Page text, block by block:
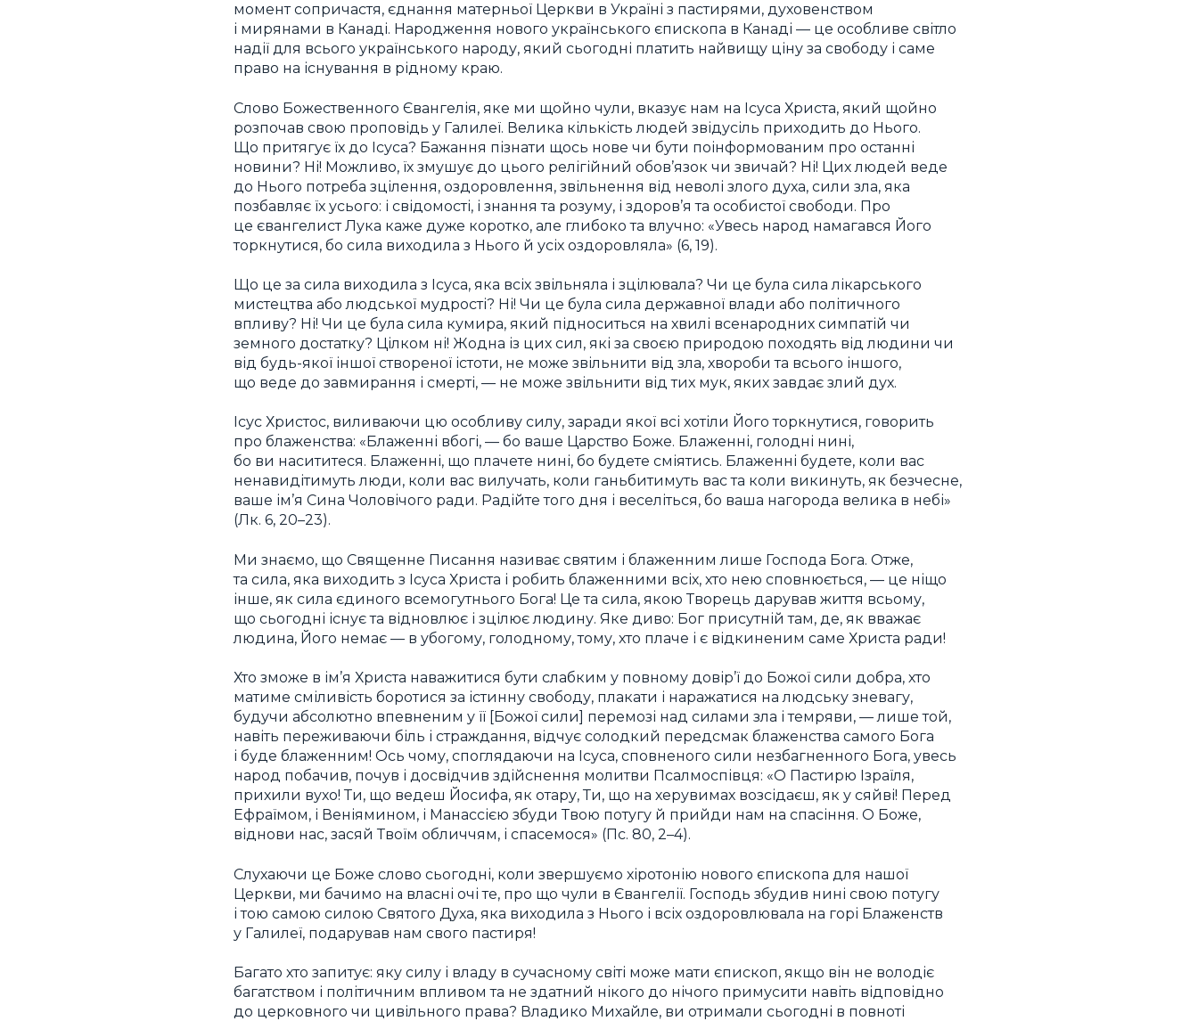
момент сопричастя, єднання матерньої Церкви в Україні з пастирями, духовенством
і мирянами в Канаді. Народження нового українського єпископа в Канаді — це особливе світло
надії для всього українського народу, який сьогодні платить найвищу ціну за свободу і саме
право на існування в рідному краю.
Слово Божественного Євангелія, яке ми щойно чули, вказує нам на Ісуса Христа, який щойно
розпочав свою проповідь у Галилеї. Велика кількість людей звідусіль приходить до Нього.
Що притягує їх до Ісуса? Бажання пізнати щось нове чи бути поінформованим про останні
новини? Ні! Можливо, їх змушує до цього релігійний обов’язок чи звичай? Ні! Цих людей веде
до Нього потреба зцілення, оздоровлення, звільнення від неволі злого духа, сили зла, яка
позбавляє їх усього: і свідомості, і знання та розуму, і здоров’я та особистої свободи. Про
це євангелист Лука каже дуже коротко, але глибоко та влучно: «Увесь народ намагався Його
торкнутися, бо сила виходила з Нього й усіх оздоровляла» (6, 19).
Що це за сила виходила з Ісуса, яка всіх звільняла і зцілювала? Чи це була сила лікарського
мистецтва або людської мудрості? Ні! Чи це була сила державної влади або політичного
впливу? Ні! Чи це була сила кумира, який підноситься на хвилі всенародних симпатій чи
земного достатку? Цілком ні! Жодна із цих сил, які за своєю природою походять від людини чи
від будь-якої іншої створеної істоти, не може звільнити від зла, хвороби та всього іншого,
що веде до завмирання і смерті, — не може звільнити від тих мук, яких завдає злий дух.
Ісус Христос, виливаючи цю особливу силу, заради якої всі хотіли Його торкнутися, говорить
про блаженства: «Блаженні вбогі, — бо ваше Царство Боже. Блаженні, голодні нині,
бо ви насититеся. Блаженні, що плачете нині, бо будете сміятись. Блаженні будете, коли вас
ненавидітимуть люди, коли вас вилучать, коли ганьбитимуть вас та коли викинуть, як безчесне,
ваше ім’я Сина Чоловічого ради. Радійте того дня і веселіться, бо ваша нагорода велика в небі»
(Лк. 6, 20–23).
Ми знаємо, що Священне Писання називає святим і блаженним лише Господа Бога. Отже,
та сила, яка виходить з Ісуса Христа і робить блаженними всіх, хто нею сповнюється, — це ніщо
інше, як сила єдиного всемогутнього Бога! Це та сила, якою Творець дарував життя всьому,
що сьогодні існує та відновлює і зцілює людину. Яке диво: Бог присутній там, де, як вважає
людина, Його немає — в убогому, голодному, тому, хто плаче і є відкиненим саме Христа ради!
Хто зможе в ім’я Христа наважитися бути слабким у повному довір’ї до Божої сили добра, хто
матиме сміливість боротися за істинну свободу, плакати і наражатися на людську зневагу,
будучи абсолютно впевненим у її [Божої сили] перемозі над силами зла і темряви, — лише той,
навіть переживаючи біль і страждання, відчує солодкий передсмак блаженства самого Бога
і буде блаженним! Ось чому, споглядаючи на Ісуса, сповненого сили незбагненного Бога, увесь
народ побачив, почув і досвідчив здійснення молитви Псалмоспівця: «О Пастирю Ізраїля,
прихили вухо! Ти, що ведеш Йосифа, як отару, Ти, що на херувимах возсідаєш, як у сяйві! Перед
Ефраїмом, і Веніямином, і Манассією збуди Твою потугу й прийди нам на спасіння. О Боже,
віднови нас, засяй Твоїм обличчям, і спасемося» (Пс. 80, 2–4).
Слухаючи це Боже слово сьогодні, коли звершуємо хіротонію нового єпископа для нашої
Церкви, ми бачимо на власні очі те, про що чули в Євангелії. Господь збудив нині свою потугу
і тою самою силою Святого Духа, яка виходила з Нього і всіх оздоровлювала на горі Блаженств
у Галилеї, подарував нам свого пастиря!
Багато хто запитує: яку силу і владу в сучасному світі може мати єпископ, якщо він не володіє
багатством і політичним впливом та не здатний нікого до нічого примусити навіть відповідно
до церковного чи цивільного права? Владико Михайле, ви отримали сьогодні в повноті